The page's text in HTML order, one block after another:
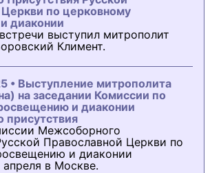
по церковному
диаконии
выступил митрополит
Климент.
• Выступление митрополита
на заседании Комиссии по
и диаконии
Межсоборного
Православной Церкви по
и диаконии
в Москве.